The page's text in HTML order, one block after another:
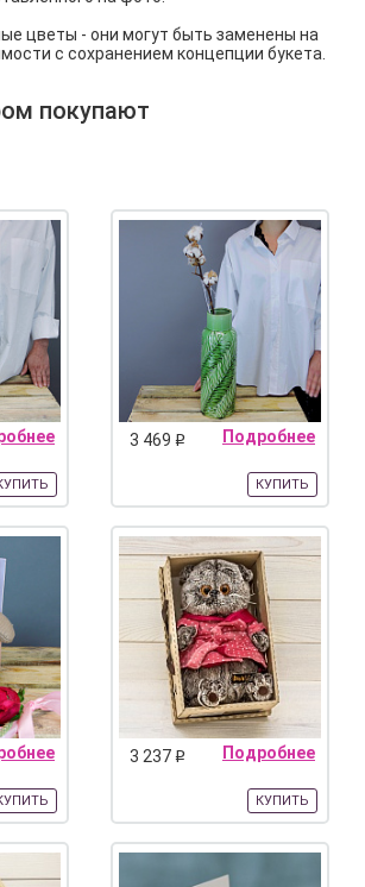
цветы - они могут быть заменены на
с сохранением концепции букета.
покупают
3 469 q Подробнее
КУПИТЬ
3 237 q Подробнее
КУПИТЬ